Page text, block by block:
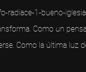
1-bueno-
Como un
Como la última luz